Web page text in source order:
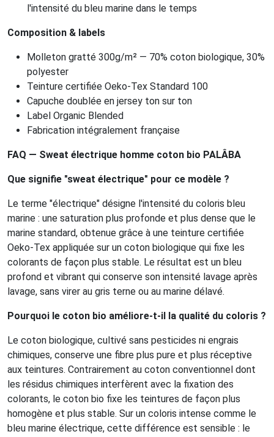
l'intensité du bleu marine dans le temps
Composition & labels
Molleton gratté 300g/m² — 70% coton biologique, 30%
polyester
Teinture certifiée Oeko-Tex Standard 100
Capuche doublée en jersey ton sur ton
Label Organic Blended
Fabrication intégralement française
FAQ — Sweat électrique homme coton bio PALÂBA
Que signifie "sweat électrique" pour ce modèle ?
Le terme "électrique" désigne l'intensité du coloris bleu
marine : une saturation plus profonde et plus dense que le
marine standard, obtenue grâce à une teinture certifiée
Oeko-Tex appliquée sur un coton biologique qui fixe les
colorants de façon plus stable. Le résultat est un bleu
profond et vibrant qui conserve son intensité lavage après
lavage, sans virer au gris terne ou au marine délavé.
Pourquoi le coton bio améliore-t-il la qualité du coloris ?
Le coton biologique, cultivé sans pesticides ni engrais
chimiques, conserve une fibre plus pure et plus réceptive
aux teintures. Contrairement au coton conventionnel dont
les résidus chimiques interfèrent avec la fixation des
colorants, le coton bio fixe les teintures de façon plus
homogène et plus stable. Sur un coloris intense comme le
bleu marine électrique, cette différence est sensible : le